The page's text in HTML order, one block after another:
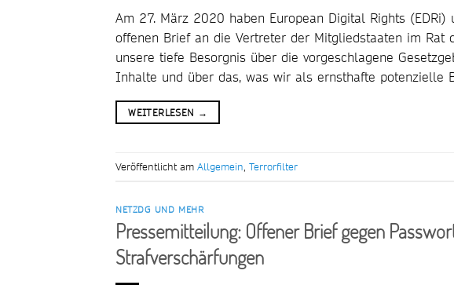
Am 27. März 2020 haben European Digital Rights
offenen Brief an die Vertreter der Mitgliedstaaten im
unsere tiefe Besorgnis über die vorgeschlagene
Inhalte und über das, was wir als ernsthafte potenzielle
WEITERLESEN →
Veröffentlicht am Allgemein, Terrorfilter
NETZDG UND MEHR
Pressemitteilung: Offener Brief gegen
Strafverschärfungen